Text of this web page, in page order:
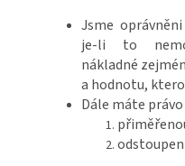
Jsme
je-li to
nákladné
a hodnotu,
Dále máte právo